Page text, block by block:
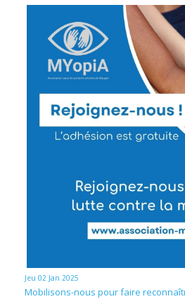
Jeu 02 Jan 2025
Mobilisons-nous pour faire